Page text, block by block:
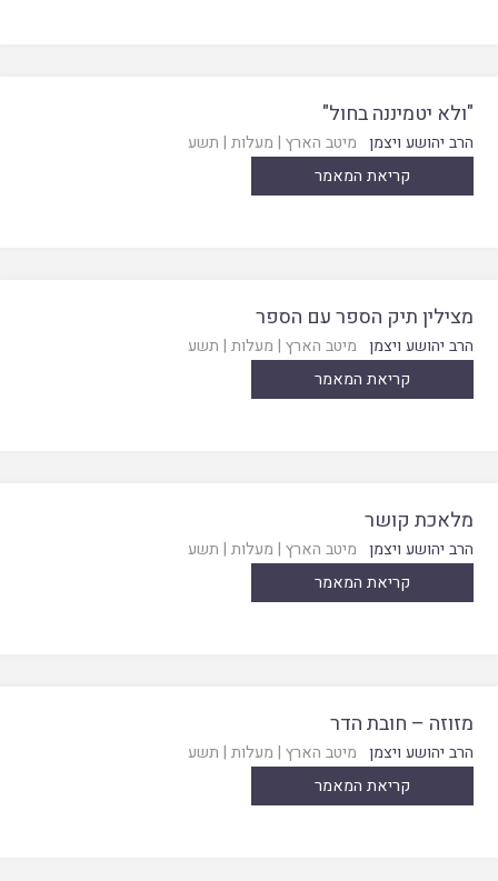
"ולא יטמיננה בחול"
הרב יהושע ויצמן מיטב הארץ | מעלות | תשע
קריאת המאמר
מצילין תיק הספר עם הספר
הרב יהושע ויצמן מיטב הארץ | מעלות | תשע
קריאת המאמר
מלאכת קושר
הרב יהושע ויצמן מיטב הארץ | מעלות | תשע
קריאת המאמר
מזוזה – חובת הדר
הרב יהושע ויצמן מיטב הארץ | מעלות | תשע
קריאת המאמר